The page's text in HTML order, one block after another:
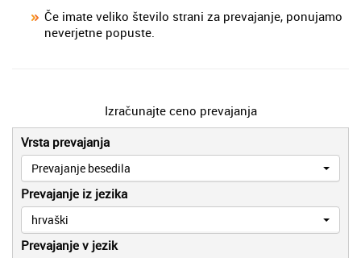
Če imate veliko število strani za prevajanje, ponujamo
neverjetne popuste.
Izračunajte ceno prevajanja
Vrsta prevajanja
Prevajanje besedila
Prevajanje iz jezika
hrvaški
Prevajanje v jezik